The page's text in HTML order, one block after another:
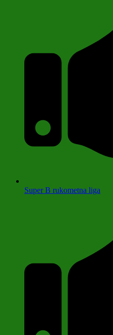
Super B rukometna liga